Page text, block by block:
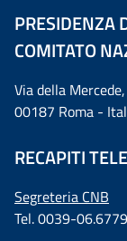
PRESIDENZA
COMITATO
Via della
00187 Roma -
RECAPITI
Segreteria CNB
Tel. 0039-